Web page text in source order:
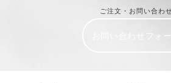
ご注文・お問い合わ
お問い合わせフォ